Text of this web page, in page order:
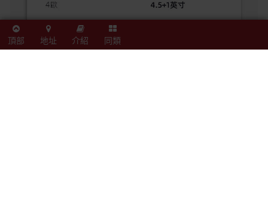
頂部 地址 介紹 同類